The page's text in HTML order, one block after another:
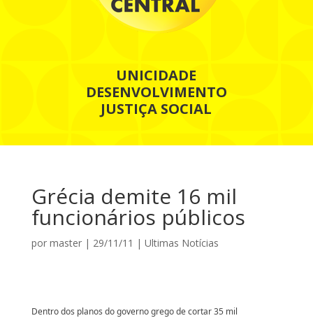
UNICIDADE
DESENVOLVIMENTO
JUSTIÇA SOCIAL
Grécia demite 16 mil
funcionários públicos
por master| 29/11/11 | Ultimas Notícias
Dentro dos planos do governo grego de cortar 35 mil